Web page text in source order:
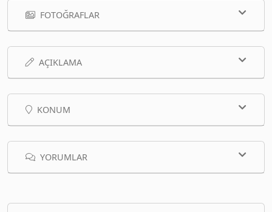
FOTOĞRAFLAR
AÇIKLAMA
KONUM
YORUMLAR